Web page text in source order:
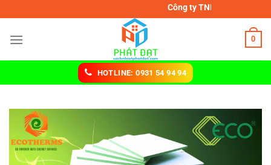
đến
nội
Công ty TNHH MTV cách nhiệt Phát Đạt
0
HOTLINE: 0931 54 94 94